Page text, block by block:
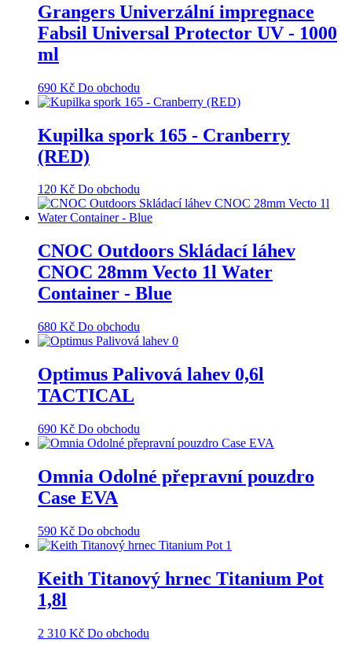
Grangers Univerzální impregnace
Fabsil Universal Protector UV - 1000
ml
690 Kč Do obchodu
Kupilka spork 165 - Cranberry
(RED)
120 Kč Do obchodu
CNOC Outdoors Skládací láhev
CNOC 28mm Vecto 1l Water
Container - Blue
680 Kč Do obchodu
Optimus Palivová lahev 0,6l
TACTICAL
690 Kč Do obchodu
Omnia Odolné přepravní pouzdro
Case EVA
590 Kč Do obchodu
Keith Titanový hrnec Titanium Pot
1,8l
2 310 Kč Do obchodu